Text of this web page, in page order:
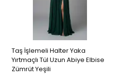
Taş İşlemeli Halter Yaka
Yırtmaçlı Tül Uzun Abiye Elbise
Zümrüt Yeşili